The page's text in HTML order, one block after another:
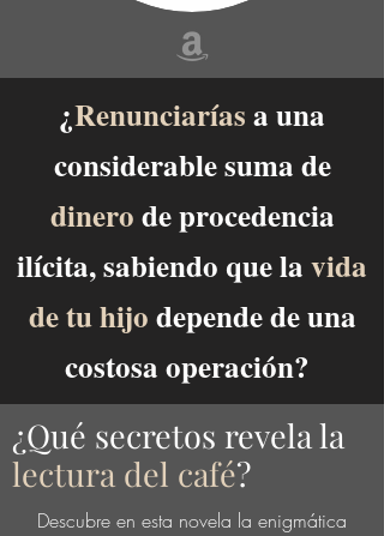
¿Renunciaríasa una
considerable suma de
dinerode procedencia
ilícita, sabiendo que lavida
de tu hijodepende de una
costosa operación?
¿Qué secretos revela la
lectura del café?
Descubre en esta novela la enigmática